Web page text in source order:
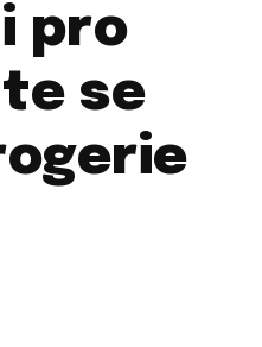
pro
se